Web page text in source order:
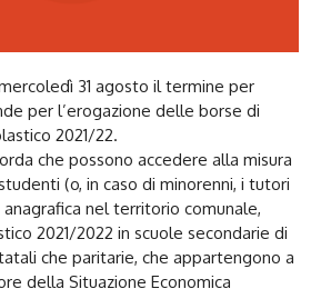
31 agosto il termine per
per l’erogazione delle borse di
2021/22.
che possono accedere alla misura
(o, in caso di minorenni, i tutori
nel territorio comunale,
2021/2022 in scuole secondarie di
che paritarie, che appartengono a
della Situazione Economica